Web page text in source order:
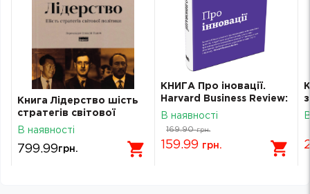
Книга Лідерство шість
стратегів світової
політики Генрі
В наявності
799.99грн.
КНИГА Про іновації.
Harvard Business Review:
10 найкращих статей
В наявності
169.90 грн.
159.99 грн.